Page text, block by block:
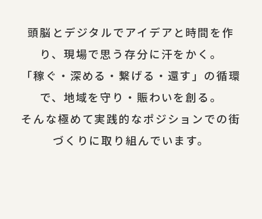
頭脳とデジタルでアイデアと時間を作
り、現場で思う存分に汗をかく。
「稼ぐ・深める・繋げる・還す」の循環
で、地域を守り・賑わいを創る。
そんな極めて実践的なポジションでの街
づくりに取り組んでいます。